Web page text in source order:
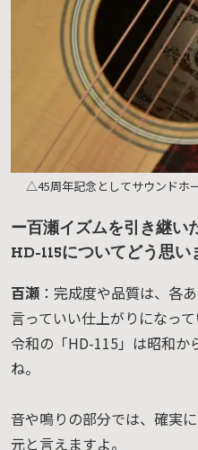
△45周年記念としてサウンドホ
ー百瀬イズムを引き継い
HD-115についてどう思い
百瀬 ：完成度や品質は、各
言っていい仕上がりになって
令和の「HD-115」は昭和か
ね。
音や鳴りの部分では、確実
元と言えますよ。